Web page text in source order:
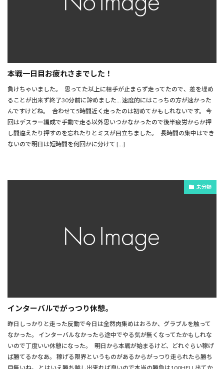
本戦一日目お疲れさまでした！
負けちゃいました。 思ってた以上に相手が止まらず走ってたので、差を埋め
ることが出来ず終了30分前に諦めました… 速度的にはこっちの方が速かった
んですけどね。 合わせて5時間近く走ったのは初めてかもしれないです。 今
回はデスラー編成で手動で走る以外思いつかなかったので後半疲労からか押
し間違えたり押すのを忘れたりとミスが目立ちました。 長時間の集中はでき
ないので明日は短時間を何回かに分けて […]
未分類
インターバルでがっつり休憩。
昨日しっかりと走った反動で今日は全然肉集めはおろか、グラブルを触って
なかった。 インターバルなかったら途中でやる気が無くなってたかもしれな
いので丁度いい休憩になった。 明日から本戦が始まるけど、どれぐらい稼げ
ば勝てるかなあ。 稼げる限界というものがあるからがっつり走られたら勝ち